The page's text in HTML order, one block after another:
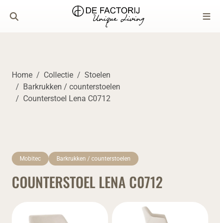
Home Collectie
Stoelen
Barkrukken / counterstoelen
Counterstoel Lena C0712
Mobitec Barkrukken / counterstoelen
COUNTERSTOEL LENA C0712